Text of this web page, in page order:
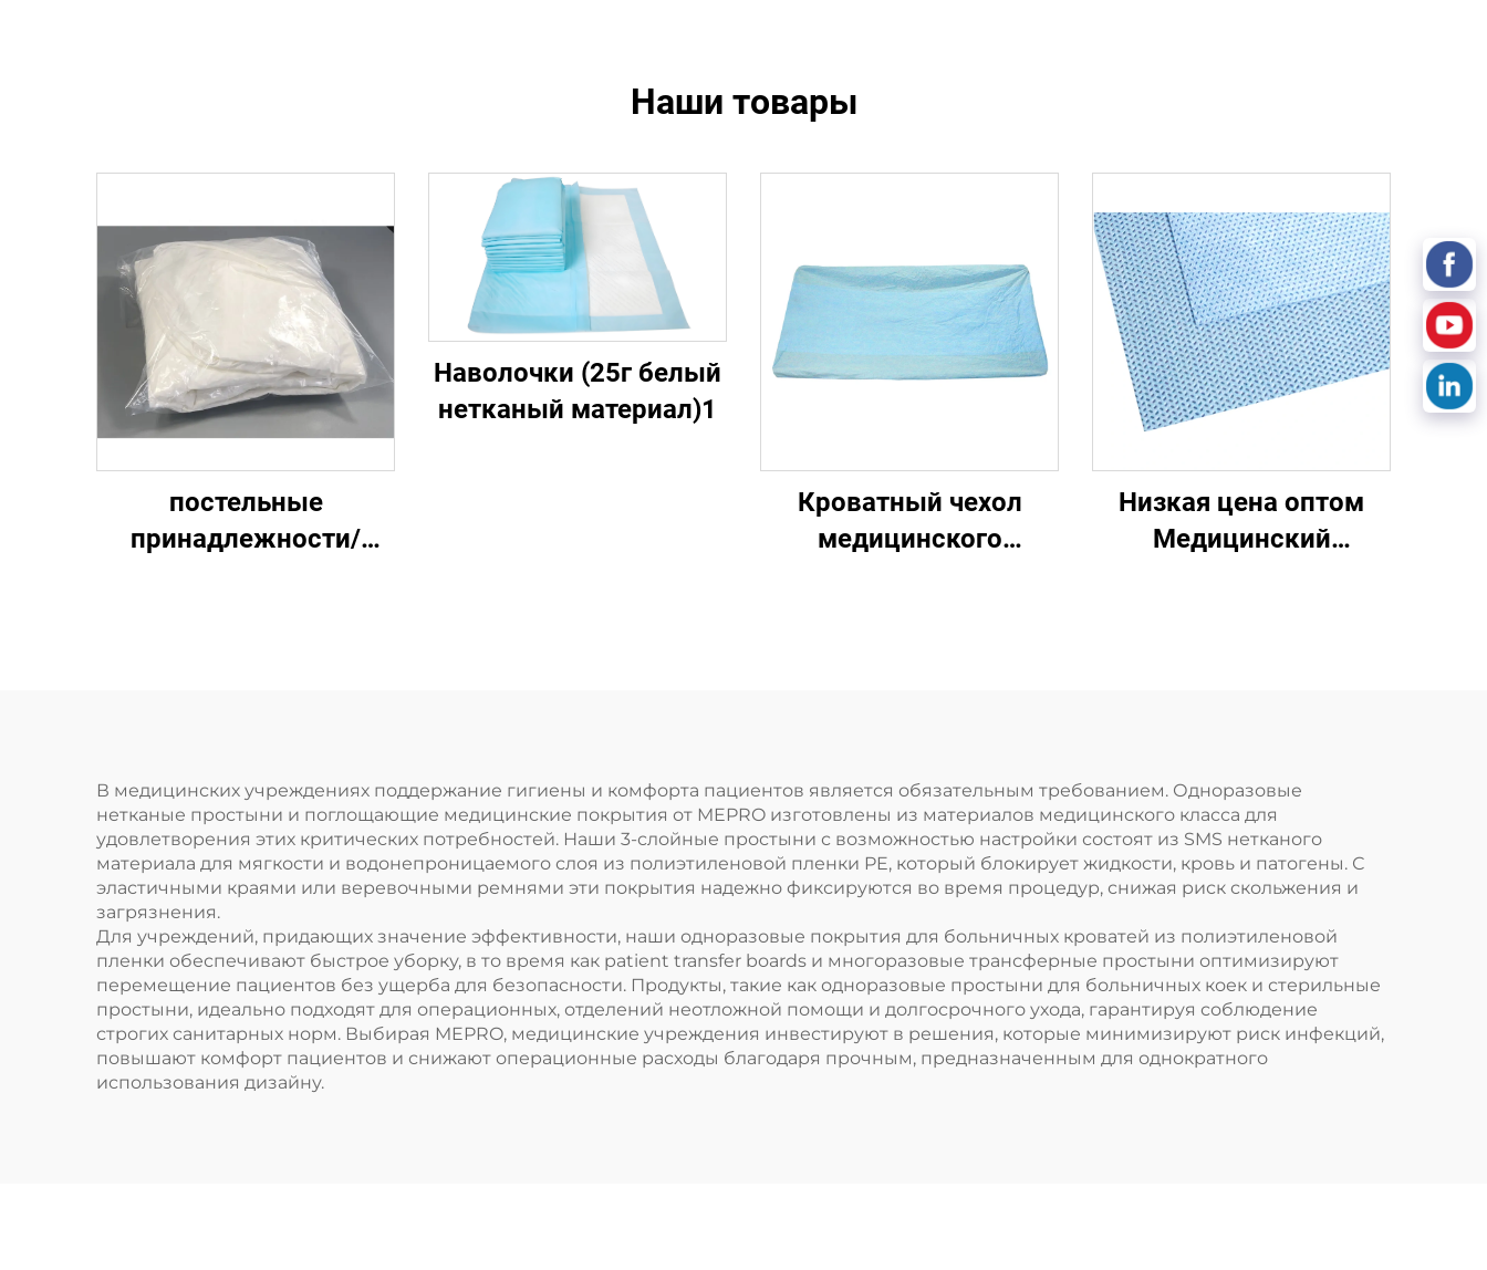
Наши товары
постельные
принадлежности/
Наволочки (25г белый
нетканый материал)1
Кроватный чехол
медицинского
Низкая цена оптом
Медицинский
для медицины
В медицинских учреждениях поддержание гигиены и комфорта пациентов является обязательным требованием. Одноразовые
нетканые простыни и поглощающие медицинские покрытия от MEPRO изготовлены из материалов медицинского класса для
удовлетворения этих критических потребностей. Наши 3-слойные простыни с возможностью настройки состоят из SMS нетканого
материала для мягкости и водонепроницаемого слоя из полиэтиленовой пленки PE, который блокирует жидкости, кровь и патогены. С
эластичными краями или веревочными ремнями эти покрытия надежно фиксируются во время процедур, снижая риск скольжения и
загрязнения.
Для учреждений, придающих значение эффективности, наши одноразовые покрытия для больничных кроватей из полиэтиленовой
пленки обеспечивают быстрое уборку, в то время как patient transfer boards и многоразовые трансферные простыни оптимизируют
перемещение пациентов без ущерба для безопасности. Продукты, такие как одноразовые простыни для больничных коек и стерильные
простыни, идеально подходят для операционных, отделений неотложной помощи и долгосрочного ухода, гарантируя соблюдение
строгих санитарных норм. Выбирая MEPRO, медицинские учреждения инвестируют в решения, которые минимизируют риск инфекций,
повышают комфорт пациентов и снижают операционные расходы благодаря прочным, предназначенным для однократного
использования дизайну.